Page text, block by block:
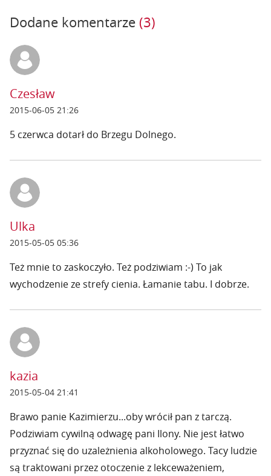
Dodane komentarze (3)
Czesław
2015-06-05 21:26
5 czerwca dotarł do Brzegu Dolnego.
Ulka
2015-05-05 05:36
Też mnie to zaskoczyło. Też podziwiam :-) To jak
wychodzenie ze strefy cienia. Łamanie tabu. I dobrze.
kazia
2015-05-04 21:41
Brawo panie Kazimierzu...oby wrócił pan z tarczą.
Podziwiam cywilną odwagę pani Ilony. Nie jest łatwo
przyznać się do uzależnienia alkoholowego. Tacy ludzie
są traktowani przez otoczenie z lekceważeniem,